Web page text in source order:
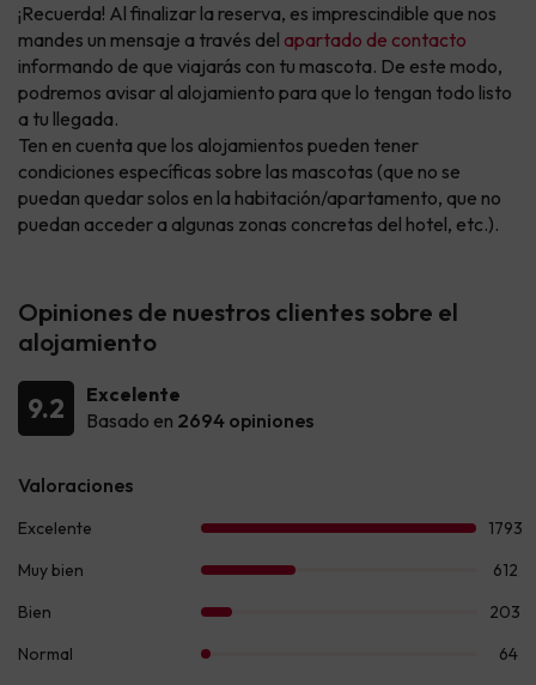
¡Recuerda! Al finalizar la reserva, es imprescindible que nos
mandes un mensaje a través del apartado de contacto
informando de que viajarás con tu mascota. De este modo,
podremos avisar al alojamiento para que lo tengan todo listo
a tu llegada.
Ten en cuenta que los alojamientos pueden tener
condiciones específicas sobre las mascotas (que no se
puedan quedar solos en la habitación/apartamento, que no
puedan acceder a algunas zonas concretas del hotel, etc.).
Opiniones de nuestros clientes sobre el
alojamiento
9.2
Excelente
Basado en 2694 opiniones